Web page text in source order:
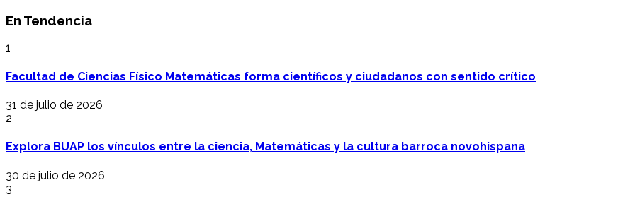
En Tendencia
1
Facultad de Ciencias Físico Matemáticas forma científicos y ciudadanos con sentido crítico
31 de julio de 2026
2
Explora BUAP los vínculos entre la ciencia, Matemáticas y la cultura barroca novohispana
30 de julio de 2026
3